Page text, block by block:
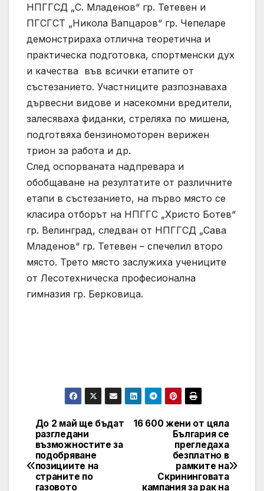
НПГГСД „С. Младенов“ гр. Тетевен и
ПГСГСТ „Никола Вапцаров“ гр. Чепеларе
демонстрираха отлична теоретична и
практическа подготовка, спортменски дух
и качества във всички етапите от
състезанието. Участниците разпознаваха
дървесни видове и насекомни вредители,
залесяваха фиданки, стреляха по мишена,
подготвяха бензиномоторен верижен
трион за работа и др.
След оспорваната надпревара и
обобщаване на резултатите от различните
етапи в състезанието, на първо място се
класира отборът на НПГГС „Христо Ботев“
гр. Велинград, следван от НПГГСД „Сава
Младенов“ гр. Тетевен – спечелил второ
място. Трето място заслужиха учениците
от Лесотехническа професионална
гимназия гр. Берковица.
Post
navigation
16 600 жени от цяла
България се
прегледаха
безплатно в
рамките на
Скрининговата
кампания за рак на
До 2 май ще бъдат
разгледани
възможностите за
подобряване
позициите на
страните по
газовото